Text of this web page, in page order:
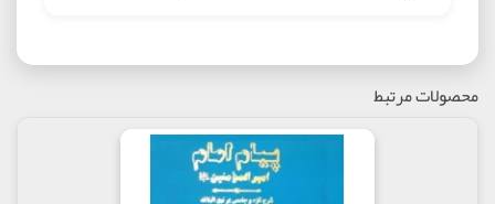
محصولات مرتبط